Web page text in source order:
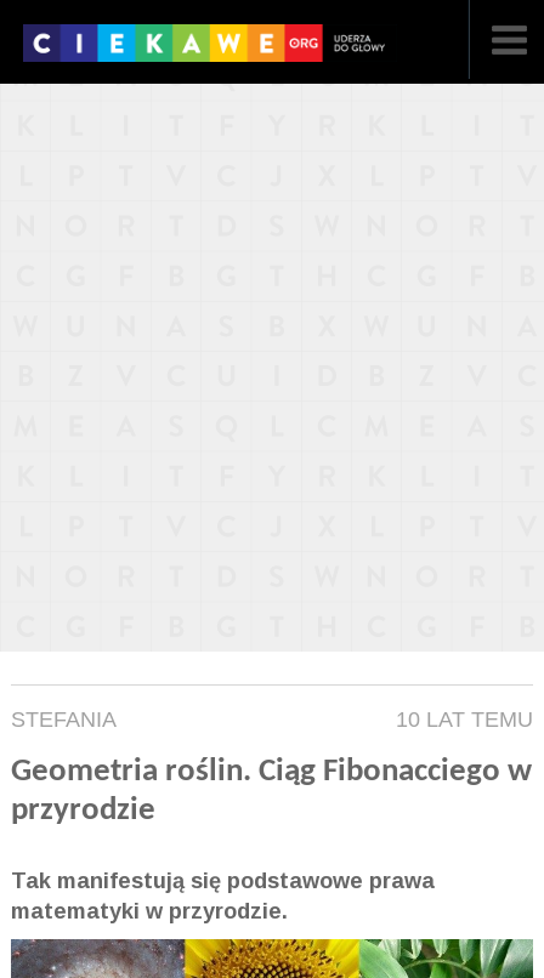
STEFANIA 10 LAT TEMU
Geometria roślin. Ciąg Fibonacciego w
przyrodzie
Tak manifestują się podstawowe prawa
matematyki w przyrodzie.